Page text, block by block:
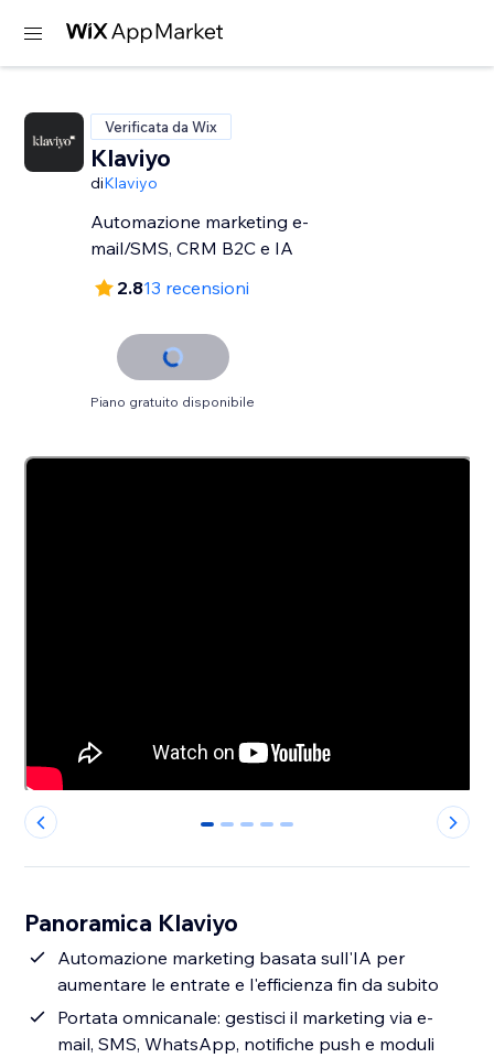
Verificata da Wix
Klaviyo
diKlaviyo
Automazione marketing e-
mail/SMS, CRM B2C e IA
2.813 recensioni
Piano gratuito disponibile
0 1 2 3 4
Panoramica Klaviyo
Automazione marketing basata sull'IA per
aumentare le entrate e l'efficienza fin da subito
Portata omnicanale: gestisci il marketing via e-
mail, SMS, WhatsApp, notifiche push e moduli